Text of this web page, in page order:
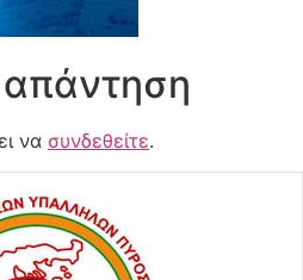
να συνδεθείτε.